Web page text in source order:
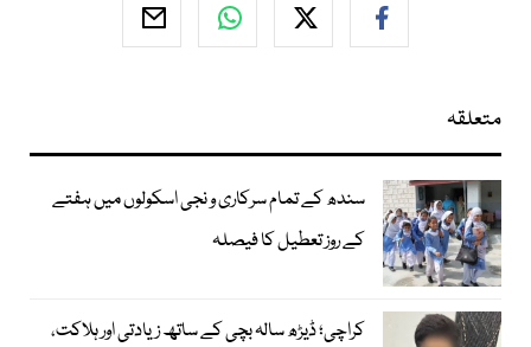
متعلقہ
سندھ کے تمام سرکاری و نجی اسکولوں میں ہفتے
کے روز تعطیل کا فیصلہ
کراچی؛ ڈیڑھ سالہ بچی کے ساتھ زیادتی اور ہلاکت،